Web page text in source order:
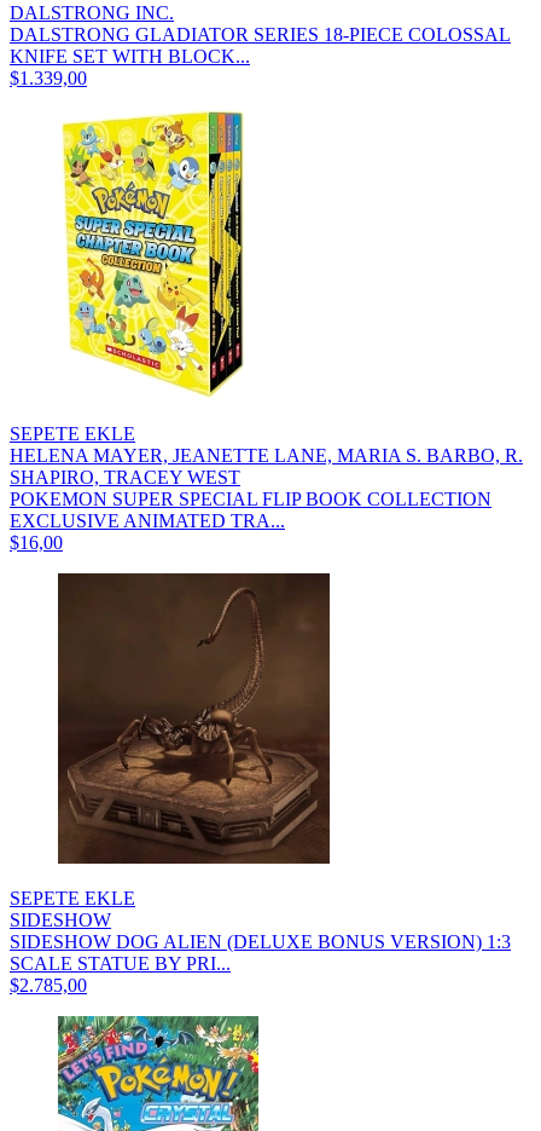
DALSTRONG INC.
DALSTRONG GLADIATOR SERIES 18-PIECE COLOSSAL
KNIFE SET WITH BLOCK...
$1.339,00
SEPETE EKLE
HELENA MAYER, JEANETTE LANE, MARIA S. BARBO, R.
SHAPIRO, TRACEY WEST
POKEMON SUPER SPECIAL FLIP BOOK COLLECTION
EXCLUSIVE ANIMATED TRA...
$16,00
SEPETE EKLE
SIDESHOW
SIDESHOW DOG ALIEN (DELUXE BONUS VERSION) 1:3
SCALE STATUE BY PRI...
$2.785,00